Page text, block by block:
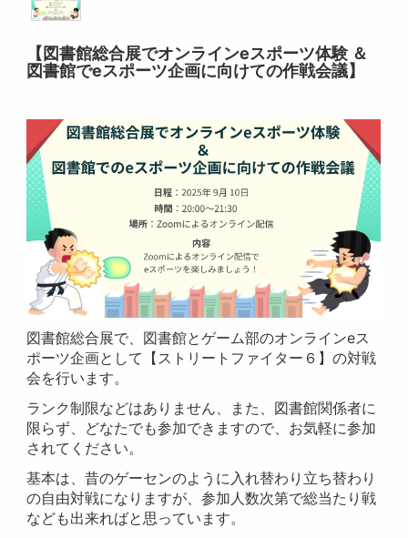
【図書館総合展でオンラインeスポーツ体験 ＆
図書館でeスポーツ企画に向けての作戦会議】
図書館総合展で、図書館とゲーム部のオンラインeス
ポーツ企画として【ストリートファイター６】の対戦
会を行います。
ランク制限などはありません、また、図書館関係者に
限らず、どなたでも参加できますので、お気軽に参加
されてください。
基本は、昔のゲーセンのように入れ替わり立ち替わり
の自由対戦になりますが、参加人数次第で総当たり戦
なども出来ればと思っています。